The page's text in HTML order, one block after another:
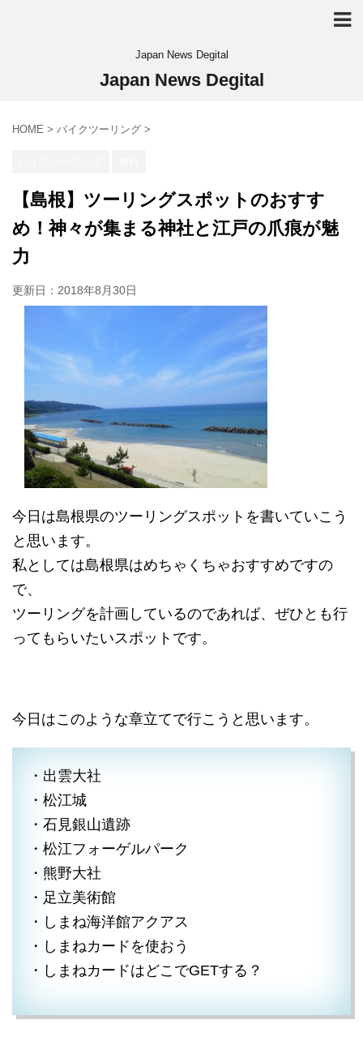
Japan News Degital
Japan News Degital
HOME > バイクツーリング >
【島根】ツーリングスポットのおすす
め！神々が集まる神社と江戸の爪痕が魅
力
更新日： 2018年8月30日
今日は島根県のツーリングスポットを書いていこう
と思います。
私としては島根県はめちゃくちゃおすすめですの
で、
ツーリングを計画しているのであれば、ぜひとも行
ってもらいたいスポットです。
今日はこのような章立てで行こうと思います。
・出雲大社
・松江城
・石見銀山遺跡
・松江フォーゲルパーク
・熊野大社
・足立美術館
・しまね海洋館アクアス
・しまねカードを使おう
・しまねカードはどこでGETする？